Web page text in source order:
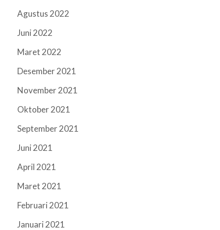
Agustus 2022
Juni 2022
Maret 2022
Desember 2021
November 2021
Oktober 2021
September 2021
Juni 2021
April 2021
Maret 2021
Februari 2021
Januari 2021